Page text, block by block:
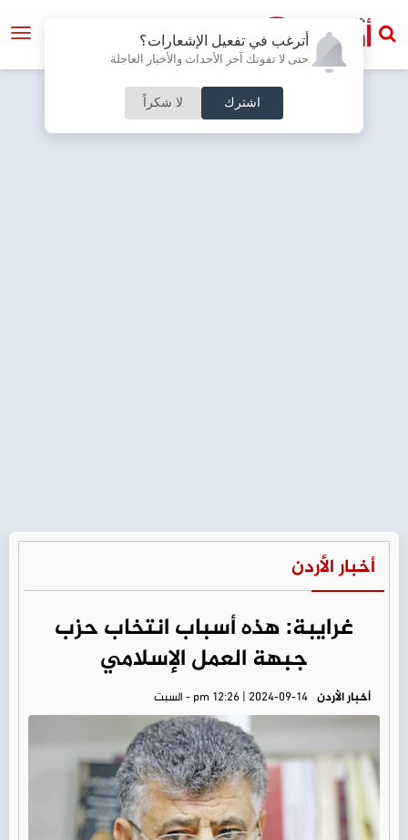
أترغب في تفعيل الإشعارات؟
حتى لا تفوتك آخر الأحداث والأخبار العاجلة
اشترك لا شكراً
أخبار الأردن
غرايبة: هذه أسباب انتخاب حزب
جبهة العمل الإسلامي
أخبار الأردن pm 12:26 | 2024-09-14 - السبت